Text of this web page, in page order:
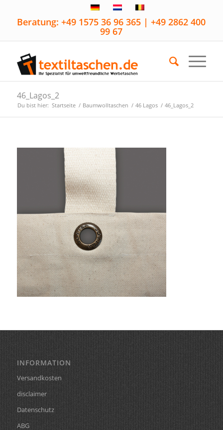
Beratung: +49 1575 36 96 365 | +49 2862 400
99 67
46_Lagos_2
Du bist hier: Startseite / Baumwolltaschen / 46 Lagos / 46_Lagos_2
INFORMATION
Versandkosten
disclaimer
Datenschutz
ABG